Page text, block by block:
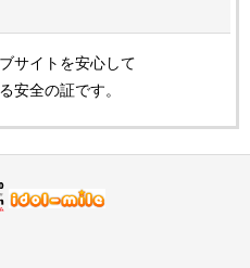
サイトを安心して
安全の証です。